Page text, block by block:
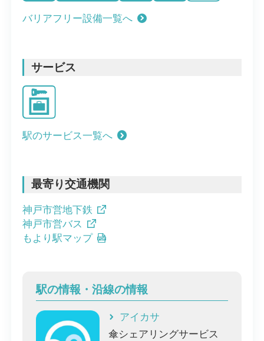
バリアフリー設備一覧へ
サービス
駅のサービス一覧へ
最寄り交通機関
神戸市営地下鉄
神戸市営バス
もより駅マップ
駅の情報・沿線の情報
アイカサ
傘シェアリングサービス